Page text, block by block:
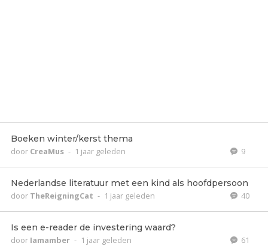
Boeken winter/kerst thema
door CreaMus - 1 jaar geleden 9
Nederlandse literatuur met een kind als hoofdpersoon
door TheReigningCat - 1 jaar geleden 40
Is een e-reader de investering waard?
door Iamamber - 1 jaar geleden 61